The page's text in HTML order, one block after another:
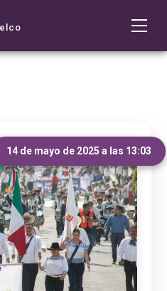
14 de mayo de 2025 a las 13:03